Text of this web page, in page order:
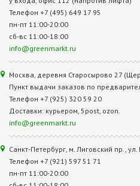
Телефон +7 (495) 649 17 95
пн-пт 11:00-20:00
сб-вс 11:00-18:00
info@greenmarkt.ru
Москва, деревня Старосырово 27
Пункт выдачи заказов по
Телефон +7 (925) 320 59 20
Доставки: курьером, 5post, ozon.
info@greenmarkt.ru
Санкт-Петербург, м. Лиговский пр.,
Телефон +7 (921) 597 51 71
пн-пт 11:00-20:00